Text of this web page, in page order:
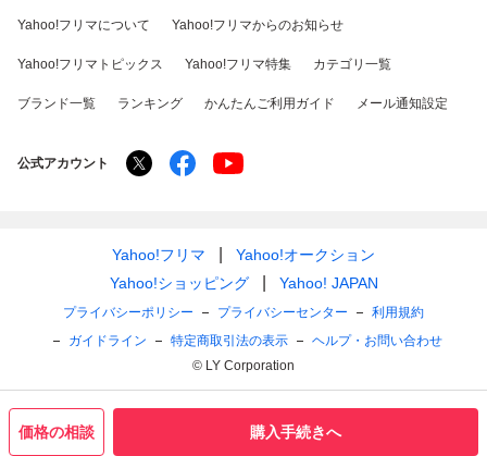
価格の相談 購入手続きへ
Yahoo!フリマについて Yahoo!フリマからのお知らせ
Yahoo!フリマトピックス Yahoo!フリマ特集 カテゴリ一覧
ブランド一覧 ランキング かんたんご利用ガイド メール通知設定
公式アカウント
Yahoo!フリマ
Yahoo!オークション
Yahoo!ショッピング
Yahoo! JAPAN
プライバシーポリシー プライバシーセンター
利用規約
ガイドライン
特定商取引法の表示
ヘルプ・お問い合わせ
© LY Corporation